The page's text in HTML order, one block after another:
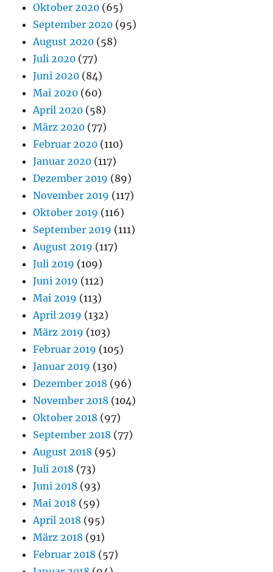
Oktober 2020 (65)
September 2020 (95)
August 2020 (58)
Juli 2020 (77)
Juni 2020 (84)
Mai 2020 (60)
April 2020 (58)
März 2020 (77)
Februar 2020 (110)
Januar 2020 (117)
Dezember 2019 (89)
November 2019 (117)
Oktober 2019 (116)
September 2019 (111)
August 2019 (117)
Juli 2019 (109)
Juni 2019 (112)
Mai 2019 (113)
April 2019 (132)
März 2019 (103)
Februar 2019 (105)
Januar 2019 (130)
Dezember 2018 (96)
November 2018 (104)
Oktober 2018 (97)
September 2018 (77)
August 2018 (95)
Juli 2018 (73)
Juni 2018 (93)
Mai 2018 (59)
April 2018 (95)
März 2018 (91)
Februar 2018 (57)